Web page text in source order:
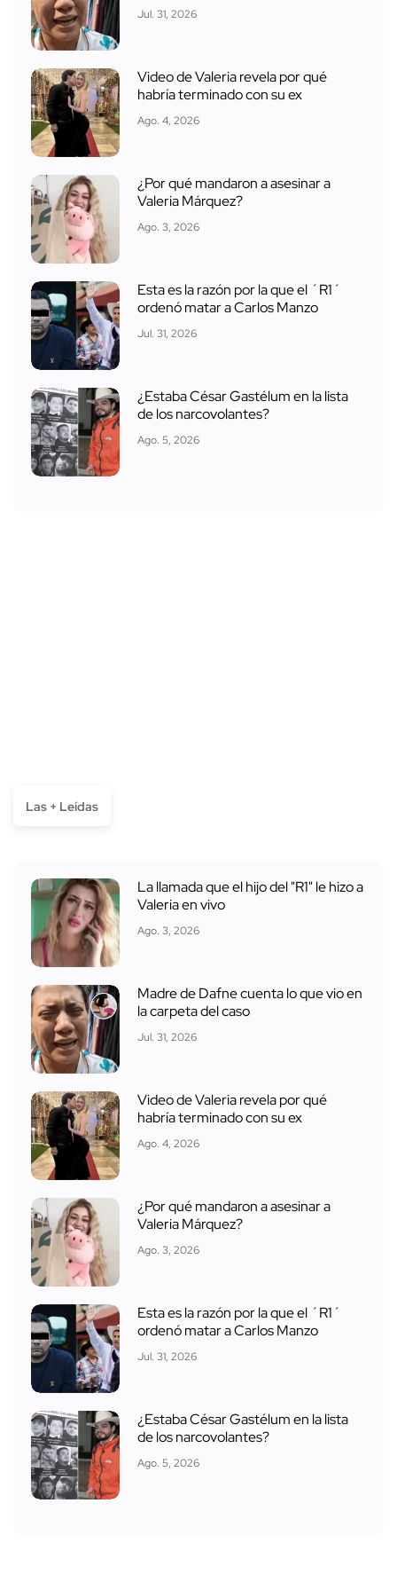
Jul. 31, 2026
Video de Valeria revela por qué
habría terminado con su ex
Ago. 4, 2026
¿Por qué mandaron a asesinar a
Valeria Márquez?
Ago. 3, 2026
Esta es la razón por la que el ´R1´
ordenó matar a Carlos Manzo
Jul. 31, 2026
¿Estaba César Gastélum en la lista
de los narcovolantes?
Ago. 5, 2026
Las + Leídas
La llamada que el hijo del "R1" le hizo a
Valeria en vivo
Ago. 3, 2026
Madre de Dafne cuenta lo que vio en
la carpeta del caso
Jul. 31, 2026
Video de Valeria revela por qué
habría terminado con su ex
Ago. 4, 2026
¿Por qué mandaron a asesinar a
Valeria Márquez?
Ago. 3, 2026
Esta es la razón por la que el ´R1´
ordenó matar a Carlos Manzo
Jul. 31, 2026
¿Estaba César Gastélum en la lista
de los narcovolantes?
Ago. 5, 2026